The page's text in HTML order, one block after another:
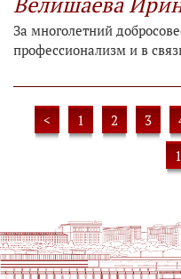
За многолетний
профессионализм и в
< 1 2 3